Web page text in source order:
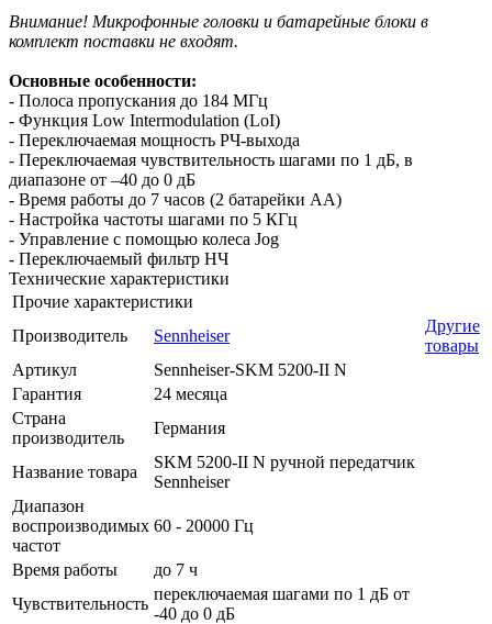
Внимание! Микрофонные головки и батарейные блоки в
комплект поставки не входят.
Основные особенности:
- Полоса пропускания до 184 МГц
- Функция Low Intermodulation (LoI)
- Переключаемая мощность РЧ-выхода
- Переключаемая чувствительность шагами по 1 дБ, в
диапазоне от –40 до 0 дБ
- Время работы до 7 часов (2 батарейки АА)
- Настройка частоты шагами по 5 КГц
- Управление с помощью колеса Jog
- Переключаемый фильтр НЧ
Технические характеристики
Прочие характеристики
Производитель
Sennheiser
Другие
товары
Артикул
Sennheiser-SKM 5200-II N
Гарантия
24 месяца
Страна
производитель
Германия
Название товара
SKM 5200-II N ручной передатчик
Sennheiser
Диапазон
воспроизводимых
частот
60 - 20000 Гц
Время работы
до 7 ч
Чувствительность
переключаемая шагами по 1 дБ от
-40 до 0 дБ